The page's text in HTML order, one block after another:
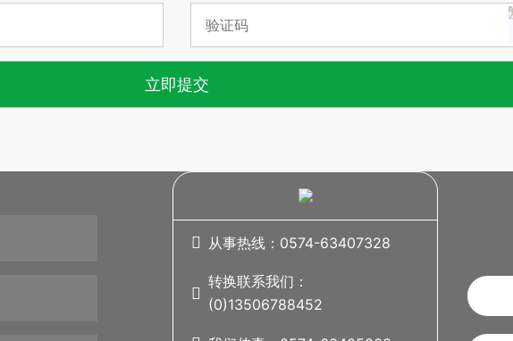
立即提交
 从事热线：0574-63407328

转换联系我们：
(0)13506788452